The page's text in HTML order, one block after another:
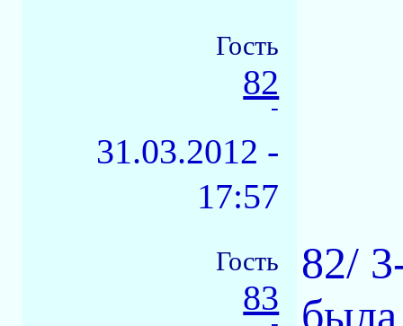
Гость
82
-
31.03.2012 -
17:57
Гость
83
82/